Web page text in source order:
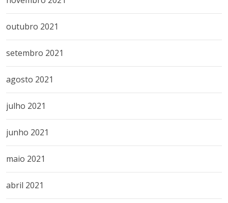
outubro 2021
setembro 2021
agosto 2021
julho 2021
junho 2021
maio 2021
abril 2021